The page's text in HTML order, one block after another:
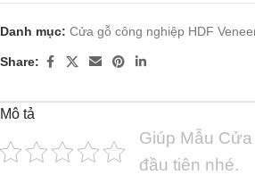
Danh mục: Cửa gỗ công nghiệp HDF
Share:
Mô tả
Giúp Mẫu
đầu tiên nhé.